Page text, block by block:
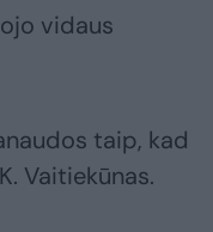
vidaus
taip, kad
Vaitiekūnas.